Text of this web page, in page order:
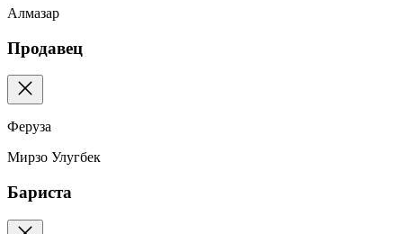
Алмазар
Продавец
Феруза
Мирзо Улугбек
Бариста